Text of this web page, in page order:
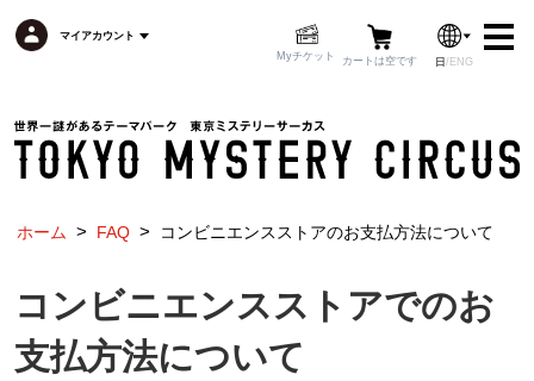
マイアカウント
日 / ENG
カートは空です
Myチケット
トップページ トピックス
イベント一覧 フロアマップ
カートは空です
ホーム > FAQ > コンビニエンスストアのお支払方法について
コンビニエンスストアでのお
支払方法について